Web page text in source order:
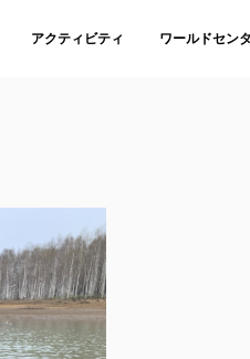
アクティビティ ワールドセン